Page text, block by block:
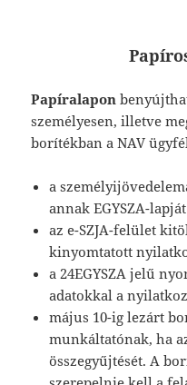
Papíralapon
személyesen, illetve
borítékban a NAV
a
annak EGYSZA-
az e-SZJA-felület
kinyomtatott
a 24EGYSZA jelű
adatokkal a
május 10-ig lezárt
munkáltatónak, ha
összegyűjtését. A